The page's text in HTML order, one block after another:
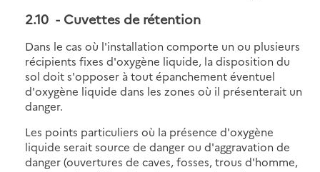
2.10 - Cuvettes de rétention
Dans le cas où l'installation comporte un ou plusieurs
récipients fixes d'oxygène liquide, la disposition du
sol doit s'opposer à tout épanchement éventuel
d'oxygène liquide dans les zones où il présenterait un
danger.
Les points particuliers où la présence d'oxygène
liquide serait source de danger ou d'aggravation de
danger (ouvertures de caves, fosses, trous d'homme,